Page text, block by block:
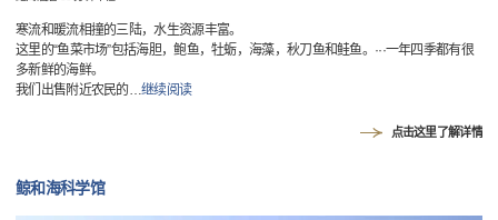
寒流和暖流相撞的三陆，水生资源丰富。
这里的“鱼菜市场”包括海胆，鲍鱼，牡蛎，海藻，秋刀鱼和鲑鱼。···一年四季都有很
多新鲜的海鲜。
我们出售附近农民的…继续阅读
点击这里了解详情
鲸和海科学馆